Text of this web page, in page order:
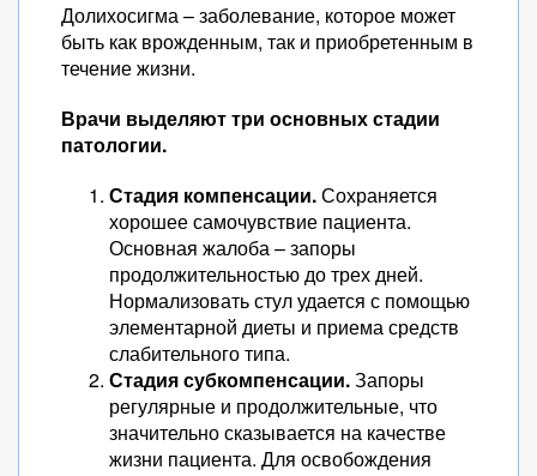
Долихосигма – заболевание, которое может
быть как врожденным, так и приобретенным в
течение жизни.
Врачи выделяют три основных стадии
патологии.
Стадия компенсации.Сохраняется
хорошее самочувствие пациента.
Основная жалоба – запоры
продолжительностью до трех дней.
Нормализовать стул удается с помощью
элементарной диеты и приема средств
слабительного типа.
Стадия субкомпенсации.Запоры
регулярные и продолжительные, что
значительно сказывается на качестве
жизни пациента. Для освобождения